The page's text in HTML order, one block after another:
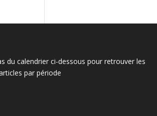
du calendrier ci-dessous pour retrouver les
par période